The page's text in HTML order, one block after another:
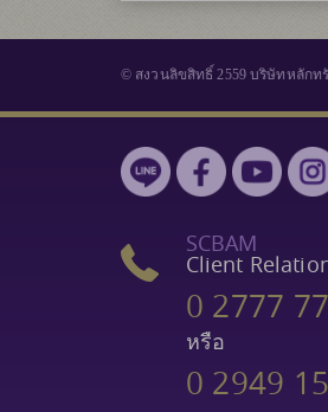
© สงวนลิขสิทธิ์ 2559 บริษัทหลัก
SCBAM
Client
0 2777
หรือ
0 2949